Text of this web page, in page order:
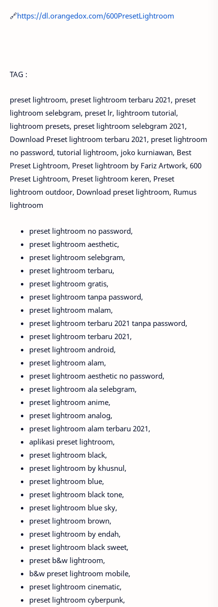
🔗https://dl.orangedox.com/600PresetLightroom
TAG :
preset lightroom, preset lightroom terbaru 2021, preset
lightroom selebgram, preset lr, lightroom tutorial,
lightroom presets, preset lightroom selebgram 2021,
Download Preset lightroom terbaru 2021, preset lightroom
no password, tutorial lightroom, joko kurniawan, Best
Preset Lightroom, Preset lightroom by Fariz Artwork, 600
Preset Lightroom, Preset lightroom keren, Preset
lightroom outdoor, Download preset lightroom, Rumus
lightroom
preset lightroom no password,
preset lightroom aesthetic,
preset lightroom selebgram,
preset lightroom terbaru,
preset lightroom gratis,
preset lightroom tanpa password,
preset lightroom malam,
preset lightroom terbaru 2021 tanpa password,
preset lightroom terbaru 2021,
preset lightroom android,
preset lightroom alam,
preset lightroom aesthetic no password,
preset lightroom ala selebgram,
preset lightroom anime,
preset lightroom analog,
preset lightroom alam terbaru 2021,
aplikasi preset lightroom,
preset lightroom black,
preset lightroom by khusnul,
preset lightroom blue,
preset lightroom black tone,
preset lightroom blue sky,
preset lightroom brown,
preset lightroom by endah,
preset lightroom black sweet,
preset b&w lightroom,
b&w preset lightroom mobile,
preset lightroom cinematic,
preset lightroom cyberpunk,